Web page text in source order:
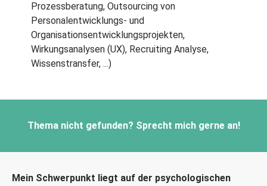
Prozessberatung, Outsourcing von
Personalentwicklungs- und
Organisationsentwicklungsprojekten,
Wirkungsanalysen (UX), Recruiting Analyse,
Wissenstransfer, ...)
Thema nicht gefunden? Sprecht mich gerne an!
Mein Schwerpunkt liegt auf der psychologischen